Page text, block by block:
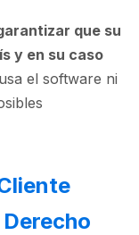
que su
y en su caso
el software ni